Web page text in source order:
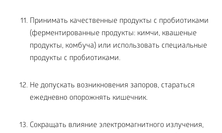
Принимать качественные продукты с пробиотиками
(ферментированные продукты: кимчи, квашеные
продукты, комбуча) или использовать специальные
продукты с пробиотиками.
Не допускать возникновения запоров, стараться
ежедневно опорожнять кишечник.
Сокращать влияние электромагнитного излучения,